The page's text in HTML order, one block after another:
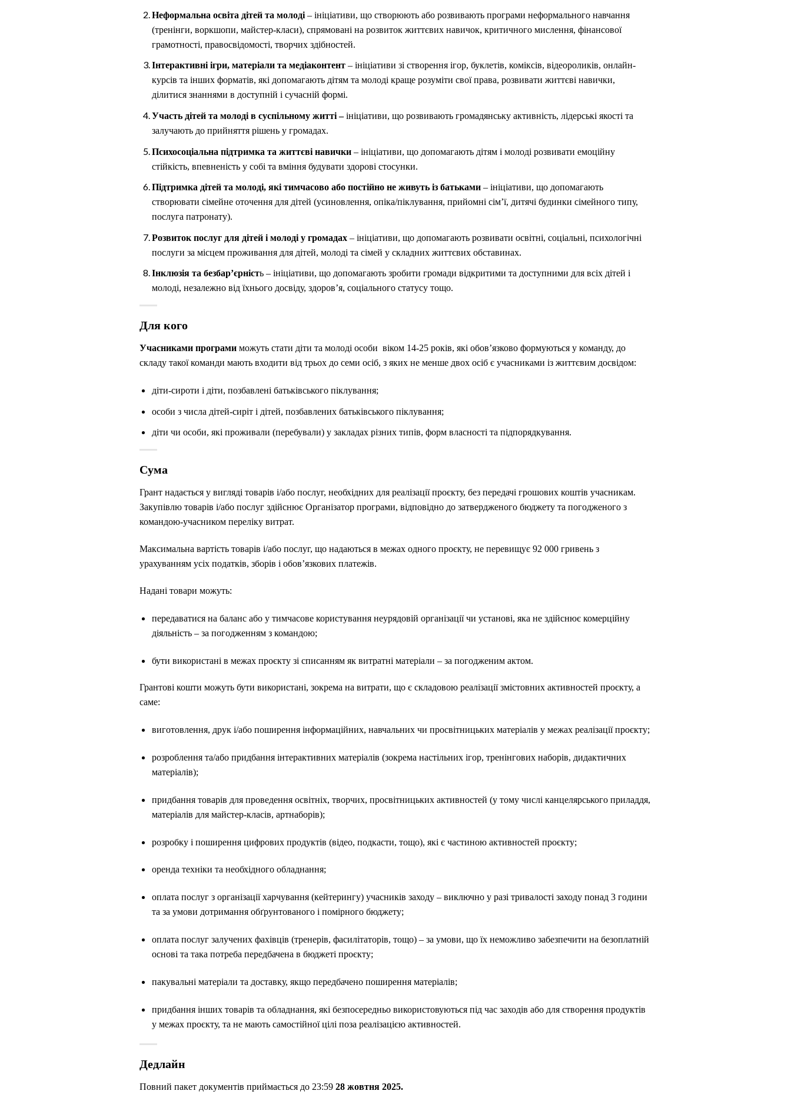
Неформальна освіта дітей та молоді– ініціативи, що створюють або розвивають програми неформального навчання
(тренінги, воркшопи, майстер-класи), спрямовані на розвиток життєвих навичок, критичного мислення, фінансової
грамотності, правосвідомості, творчих здібностей.
Інтерактивні ігри, матеріали та медіаконтент – ініціативи зі створення ігор, буклетів, коміксів, відеороликів, онлайн-
курсів та інших форматів, які допомагають дітям та молоді краще розуміти свої права, розвивати життєві навички,
ділитися знаннями в доступній і сучасній формі.
Участь дітей та молоді в суспільному житті –ініціативи, що розвивають громадянську активність, лідерські якості та
залучають до прийняття рішень у громадах.
Психосоціальна підтримка та життєві навички– ініціативи, що допомагають дітям і молоді розвивати емоційну
стійкість, впевненість у собі та вміння будувати здорові стосунки.
Підтримка дітей та молоді, які тимчасово або постійно не живуть із батьками – ініціативи, що допомагають
створювати сімейне оточення для дітей (усиновлення, опіка/піклування, прийомні сім’ї, дитячі будинки сімейного типу,
послуга патронату).
Розвиток послуг для дітей і молоді у громадах– ініціативи, що допомагають розвивати освітні, соціальні, психологічні
послуги за місцем проживання для дітей, молоді та сімей у складних життєвих обставинах.
Інклюзія та безбар’єрність – ініціативи, що допомагають зробити громади відкритими та доступними для всіх дітей і
молоді, незалежно від їхнього досвіду, здоров’я, соціального статусу тощо.
Для кого
Учасниками програми можуть стати діти та молоді особи віком 14-25 років, які обов’язково формуються у команду, до
складу такої команди мають входити від трьох до семи осіб, з яких не менше двох осіб є учасниками із життєвим досвідом:
діти-сироти і діти, позбавлені батьківського піклування;
особи з числа дітей-сиріт і дітей, позбавлених батьківського піклування;
діти чи особи, які проживали (перебували) у закладах різних типів, форм власності та підпорядкування.
Сума
Грант надається у вигляді товарів і/або послуг, необхідних для реалізації проєкту, без передачі грошових коштів учасникам.
Закупівлю товарів і/або послуг здійснює Організатор програми, відповідно до затвердженого бюджету та погодженого з
командою-учасником переліку витрат.
Максимальна вартість товарів і/або послуг, що надаються в межах одного проєкту, не перевищує 92 000 гривень з
урахуванням усіх податків, зборів і обов’язкових платежів.
Надані товари можуть:
передаватися на баланс або у тимчасове користування неурядовій організації чи установі, яка не здійснює комерційну
діяльність – за погодженням з командою;
бути використані в межах проєкту зі списанням як витратні матеріали – за погодженим актом.
Грантові кошти можуть бути використані, зокрема на витрати, що є складовою реалізації змістовних активностей проєкту, а
саме:
виготовлення, друк і/або поширення інформаційних, навчальних чи просвітницьких матеріалів у межах реалізації проєкту;
розроблення та/або придбання інтерактивних матеріалів (зокрема настільних ігор, тренінгових наборів, дидактичних
матеріалів);
придбання товарів для проведення освітніх, творчих, просвітницьких активностей (у тому числі канцелярського приладдя,
матеріалів для майстер-класів, артнаборів);
розробку і поширення цифрових продуктів (відео, подкасти, тощо), які є частиною активностей проєкту;
оренда техніки та необхідного обладнання;
оплата послуг з організації харчування (кейтерингу) учасників заходу – виключно у разі тривалості заходу понад 3 години
та за умови дотримання обґрунтованого і помірного бюджету;
оплата послуг залучених фахівців (тренерів, фасилітаторів, тощо) – за умови, що їх неможливо забезпечити на безоплатній
основі та така потреба передбачена в бюджеті проєкту;
пакувальні матеріали та доставку, якщо передбачено поширення матеріалів;
придбання інших товарів та обладнання, які безпосередньо використовуються під час заходів або для створення продуктів
у межах проєкту, та не мають самостійної цілі поза реалізацією активностей.
Дедлайн
Повний пакет документів приймається до 23:59 28 жовтня 2025.